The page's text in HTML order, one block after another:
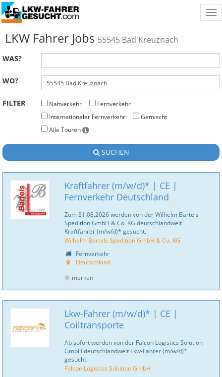
LKW Fahrer Jobs 55545 Bad Kreuznach
WAS?
WO?
FILTER Nahverkehr
Fernverkehr
Internationaler Fernverkehr
Gemischt
Alle Touren
SUCHEN
Kraftfahrer (m/w/d)* | CE |
Fernverkehr Deutschland
Zum 31.08.2026 werden von der Wilhelm Bartels
Spedition GmbH & Co. KG deutschlandweit
Kraftfahrer (m/w/d)* gesucht.
Wilhelm Bartels Spedition GmbH & Co. KG
Fernverkehr
Deutschland
merken
Lkw-Fahrer (m/w/d)* | CE |
Coiltransporte
Ab sofort werden von der Falcon Logistics Solution
GmbH deutschlandweit Lkw-Fahrer (m/w/d)*
gesucht.
Falcon Logistics Solution GmbH